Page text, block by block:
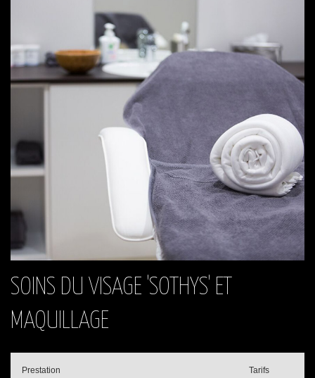
SOINS DU VISAGE 'SOTHYS' ET
MAQUILLAGE
Prestation Tarifs